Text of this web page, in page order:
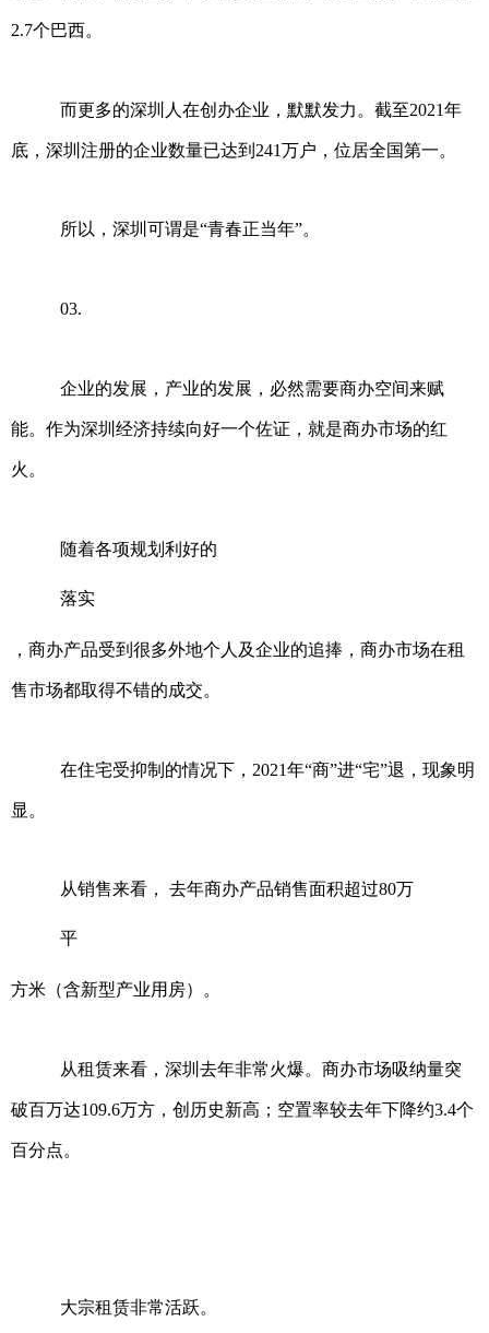
2.7个巴西。
而更多的深圳人在创办企业，默默发力。截至2021年
底，深圳注册的企业数量已达到241万户，位居全国第一。
所以，深圳可谓是“青春正当年”。
03.
企业的发展，产业的发展，必然需要商办空间来赋
能。作为深圳经济持续向好一个佐证，就是商办市场的红
火。
随着各项规划利好的
落实
，商办产品受到很多外地个人及企业的追捧，商办市场在租
售市场都取得不错的成交。
在住宅受抑制的情况下，2021年“商”进“宅”退，现象明
显。
从销售来看， 去年商办产品销售面积超过80万
平
方米（含新型产业用房）。
从租赁来看，深圳去年非常火爆。商办市场吸纳量突
破百万达109.6万方，创历史新高；空置率较去年下降约3.4个
百分点。
大宗租赁非常活跃。